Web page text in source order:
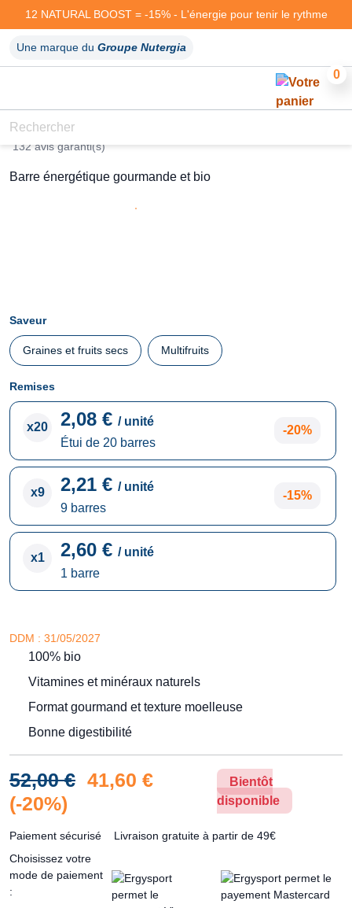
12 NATURAL BOOST = -15% - L'énergie pour tenir le rythme
Une marque du Groupe Nutergia
0
ERGYSPORT BAR'
132 avis garanti(s)
Barre énergétique gourmande et bio
Saveur
Graines et fruits secs Multifruits
Remises
x20 2,08 € / unité
Étui de 20 barres
-20%
x9 2,21 € / unité
9 barres
-15%
x1 2,60 € / unité
1 barre
DDM : 31/05/2027
100% bio
Vitamines et minéraux naturels
Format gourmand et texture moelleuse
Bonne digestibilité
52,00 € 41,60 €
(-20%)
Bientôt
disponible
Paiement sécurisé
Livraison gratuite à partir de 49€
Choisissez votre
mode de paiement
: